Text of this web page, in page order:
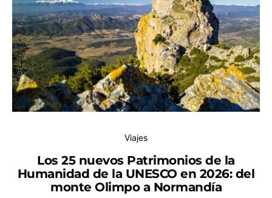
Viajes
Los 25 nuevos Patrimonios de la
Humanidad de la UNESCO en 2026: del
monte Olimpo a Normandía